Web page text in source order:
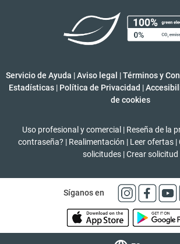
Servicio de Ayuda |Aviso legal |Términos y
Estadísticas | Política de Privacidad |
de cookies
Uso profesional y comercial | Reseña de la
contraseña? | Realimentación | Leer ofertas |
solicitudes |Crear solicitud
Síganos en